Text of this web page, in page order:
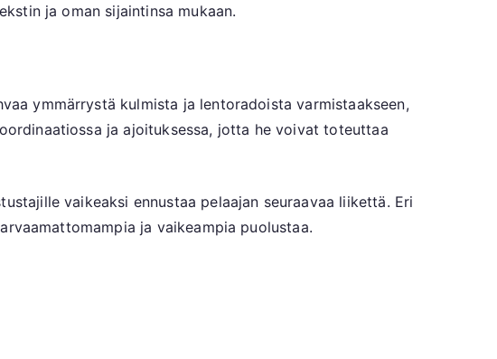
ja oman sijaintinsa mukaan.
ymmärrystä kulmista ja lentoradoista varmistaakseen,
ja ajoituksessa, jotta he voivat toteuttaa
vaikeaksi ennustaa pelaajan seuraavaa liikettä. Eri
ja vaikeampia puolustaa.